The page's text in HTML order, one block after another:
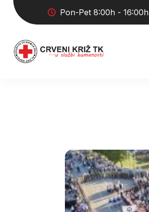
Pon-Pet 8:00h - 16:00h